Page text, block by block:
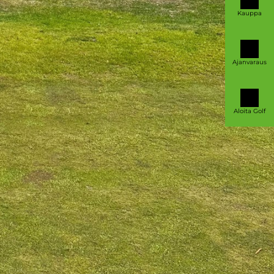
Kauppa
Ajanvaraus
Aloita Golf